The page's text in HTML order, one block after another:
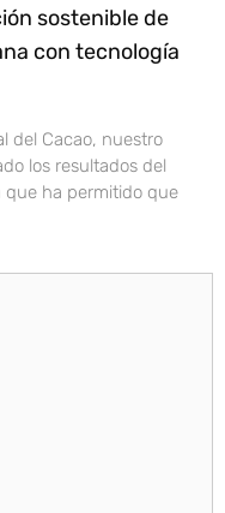
sostenible de
con tecnología
del Cacao, nuestro
los resultados del
que ha permitido que